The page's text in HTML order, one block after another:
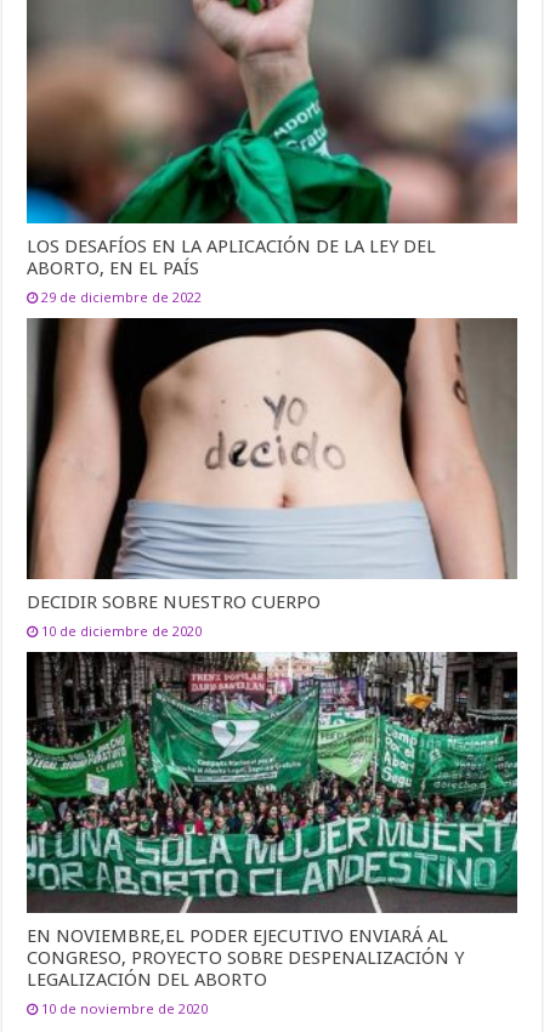
LOS DESAFÍOS EN LA APLICACIÓN DE LA LEY DEL
ABORTO, EN EL PAÍS
29 de diciembre de 2022
DECIDIR SOBRE NUESTRO CUERPO
10 de diciembre de 2020
EN NOVIEMBRE,EL PODER EJECUTIVO ENVIARÁ AL
CONGRESO, PROYECTO SOBRE DESPENALIZACIÓN Y
LEGALIZACIÓN DEL ABORTO
10 de noviembre de 2020